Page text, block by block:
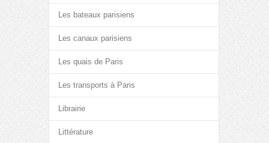
Les bateaux parisiens
Les canaux parisiens
Les quais de Paris
Les transports à Paris
Librairie
Littérature